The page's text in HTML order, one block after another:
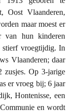
Oost Vlaanderen,
maar moest er
van hun kinderen
stierf vroegtijdig. In
Vlaanderen; daar
zusjes. Op 3-jarige
er vroeg bij; 6 jaar
Hontenisse, een
en wordt